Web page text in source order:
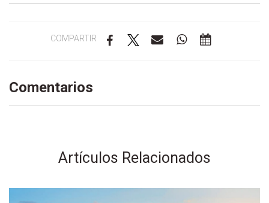
COMPARTIR
Comentarios
Artículos Relacionados